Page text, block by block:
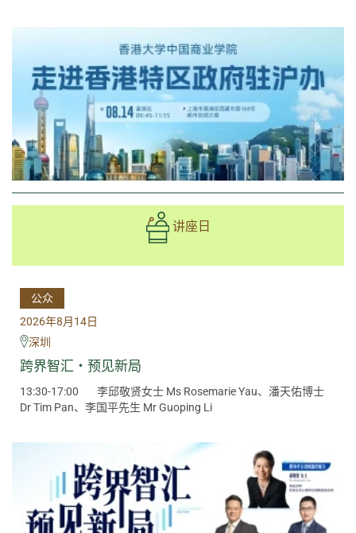
讲座日
公众
2026年8月14日
深圳
跨界智汇・预见新局
13:30-17:00
李邱敬贤女士 Ms Rosemarie Yau、潘天佑博士
Dr Tim Pan、李国平先生 Mr Guoping Li